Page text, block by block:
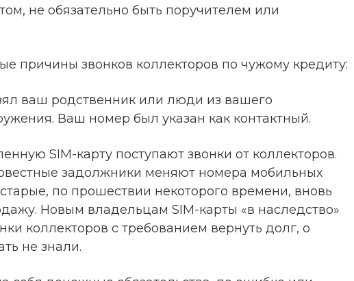
не обязательно быть поручителем или
причины звонков коллекторов по чужому кредиту:
ваш родственник или люди из вашего
Ваш номер был указан как контактный.
SIM-карту поступают звонки от коллекторов.
задолжники меняют номера мобильных
по прошествии некоторого времени, вновь
Новым владельцам SIM-карты «в наследство»
коллекторов с требованием вернуть долг, о
не знали.